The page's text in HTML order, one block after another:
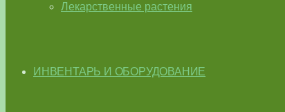
Лекарственные растения
ИНВЕНТАРЬ И ОБОРУДОВАНИЕ